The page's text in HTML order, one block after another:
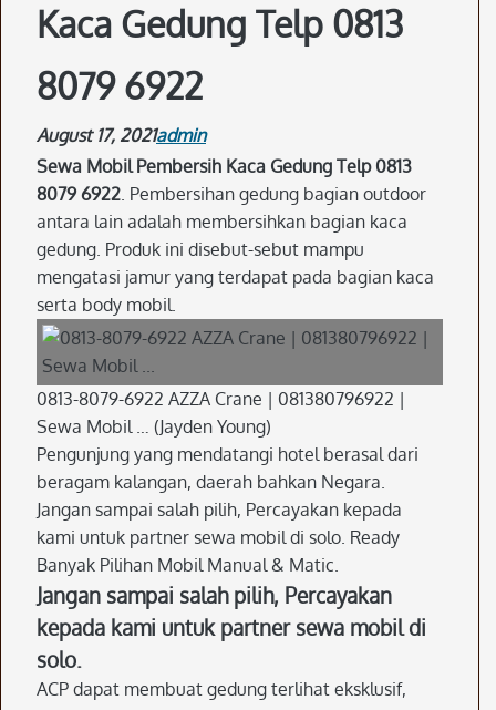
Kaca Gedung Telp 0813
8079 6922
August 17, 2021admin
Sewa Mobil Pembersih Kaca Gedung Telp 0813
8079 6922. Pembersihan gedung bagian outdoor
antara lain adalah membersihkan bagian kaca
gedung. Produk ini disebut-sebut mampu
mengatasi jamur yang terdapat pada bagian kaca
serta body mobil.
0813-8079-6922 AZZA Crane | 081380796922 |
Sewa Mobil … (Jayden Young)
Pengunjung yang mendatangi hotel berasal dari
beragam kalangan, daerah bahkan Negara.
Jangan sampai salah pilih, Percayakan kepada
kami untuk partner sewa mobil di solo. Ready
Banyak Pilihan Mobil Manual & Matic.
Jangan sampai salah pilih, Percayakan
kepada kami untuk partner sewa mobil di
solo.
ACP dapat membuat gedung terlihat eksklusif,